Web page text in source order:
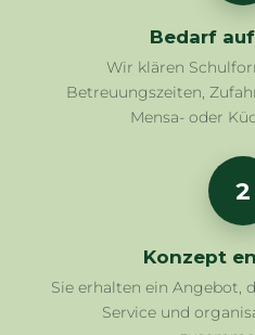
Bedarf
Wir klären
Betreuungszeiten,
Mensa- oder
2
Konzept
Sie erhalten ein Angebot,
Service und